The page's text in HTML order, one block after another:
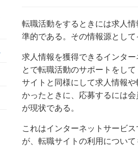
転職活動をするときには求人
準的である。その情報源とし
求人情報を獲得できるインタ
とで転職活動のサポートをし
サイトと同様にして求人情報
かったときに、応募するには
が現状である。
これはインターネットサービ
が、転職サイトの利用につい